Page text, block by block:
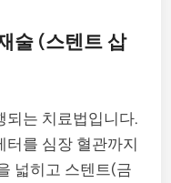
술 (스텐트 삽
되는 치료법입니다.
를 심장 혈관까지
넓히고 스텐트(금